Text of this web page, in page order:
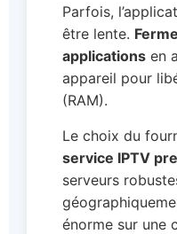
Parfois,
être lente.
applications en
appareil pour
(RAM).
Le choix du
service IPTV
serveurs
énorme sur une